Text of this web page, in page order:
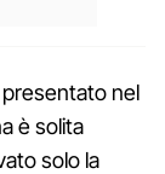
nel
è solita
solo la